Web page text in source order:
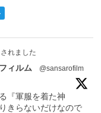
れました
ィルム
@sansarofilm
『軍服を着た神
きらないだけなので